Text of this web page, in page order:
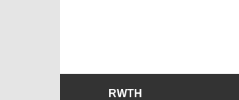
RWTH